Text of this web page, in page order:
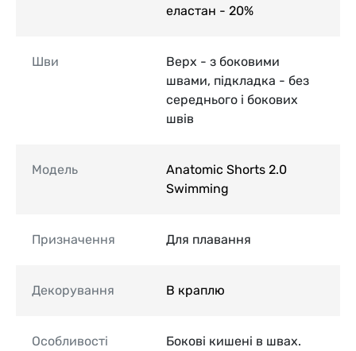
еластан - 20%
Шви
Верх - з боковими
швами, підкладка - без
середнього і бокових
швів
Модель
Anatomic Shorts 2.0
Swimming
Призначення Для плавання
Декорування В краплю
Особливості
Бокові кишені в швах.